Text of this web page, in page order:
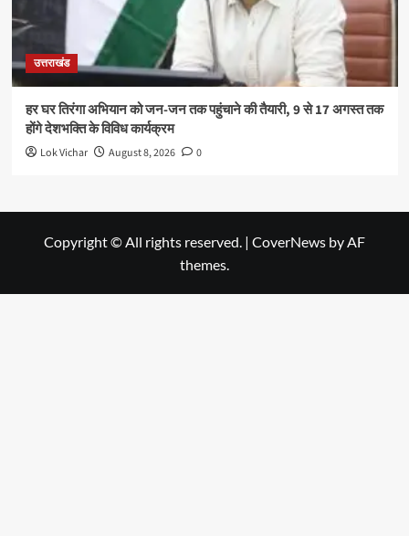
उत्तराखंड
हर घर तिरंगा अभियान को जन-जन तक पहुंचाने की तैयारी, 9 से 17 अगस्त तक
होंगे देशभक्ति के विविध कार्यक्रम
Lok Vichar August 8, 2026 0
Copyright © All rights reserved. | CoverNews by AF
themes.